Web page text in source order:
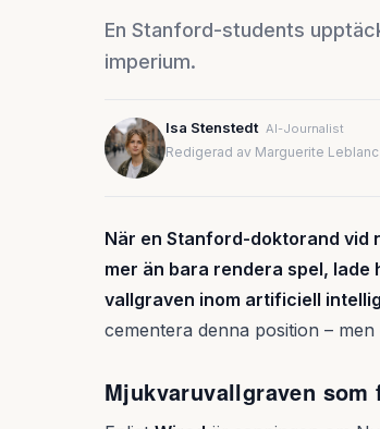
En Stanford-students
imperium.
Isa Stenstedt AI-Journalist
Redigerad av Marguerite Leblanc
När en Stanford-doktorand vid
mer än bara rendera spel,
vallgraven inom artificiell
cementera denna position –
Mjukvaruvallgraven som